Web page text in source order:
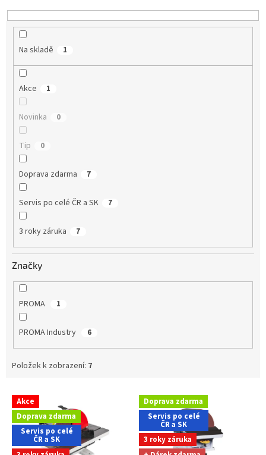
k
t
Na skladě 1
Akce 1
Novinka 0
Tip 0
Doprava zdarma 7
Servis po celé ČR a SK 7
3 roky záruka 7
Značky
PROMA 1
PROMA Industry 6
Položek k zobrazení: 7
V
p
Akce
Doprava zdarma
Servis po celé
ČR a SK
Doprava zdarma
Servis po celé
ČR a SK
3 roky záruka